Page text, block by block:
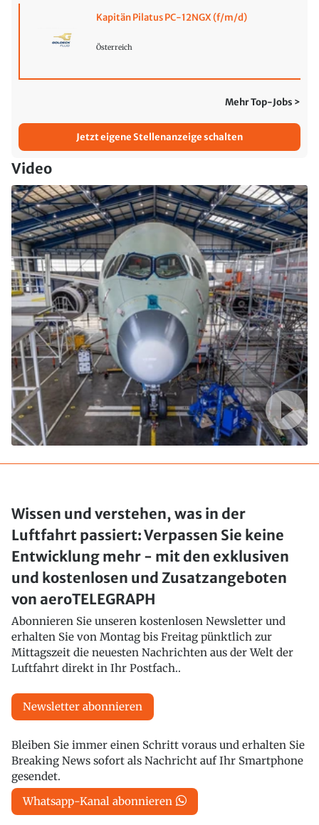
Kapitän Pilatus PC-12NGX (f/m/d)
Österreich
Mehr Top-Jobs >
Jetzt eigene Stellenanzeige schalten
Video
Wissen und verstehen, was in der
Luftfahrt passiert: Verpassen Sie keine
Entwicklung mehr - mit den exklusiven
und kostenlosen und Zusatzangeboten
von aeroTELEGRAPH
Abonnieren Sie unseren kostenlosen Newsletter und
erhalten Sie von Montag bis Freitag pünktlich zur
Mittagszeit die neuesten Nachrichten aus der Welt der
Luftfahrt direkt in Ihr Postfach..
Newsletter abonnieren
Bleiben Sie immer einen Schritt voraus und erhalten Sie
Breaking News sofort als Nachricht auf Ihr Smartphone
gesendet.
Whatsapp-Kanal abonnieren